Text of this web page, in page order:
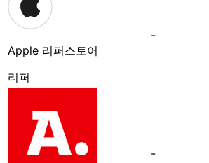
Apple 리퍼스토어
리퍼
-
-